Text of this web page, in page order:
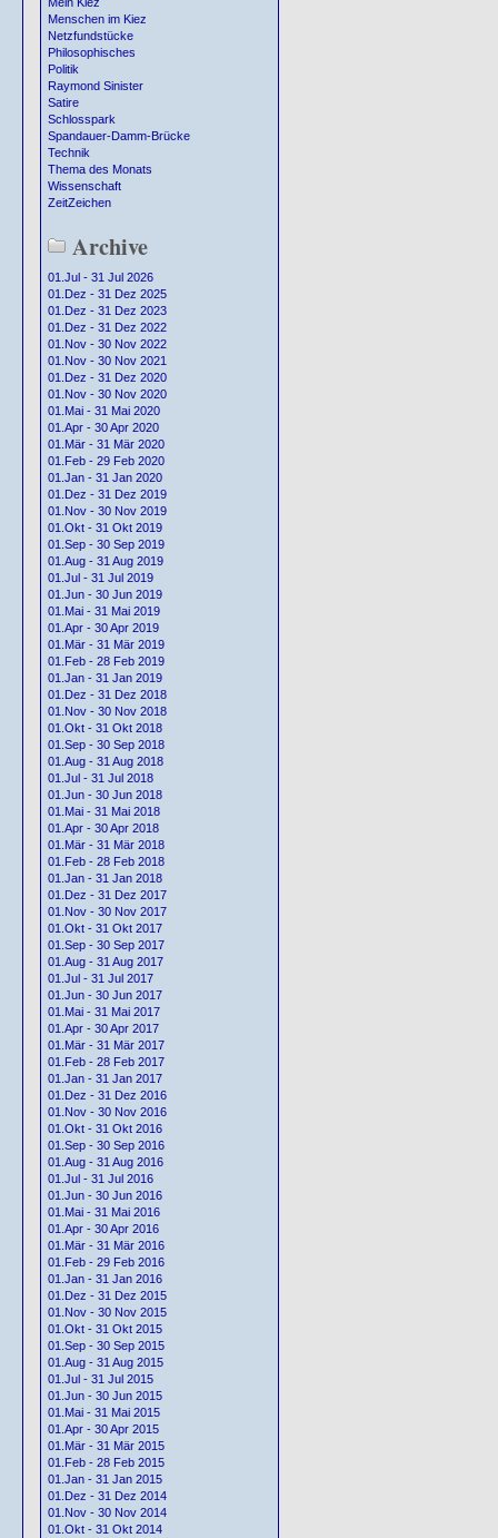
Menschen im Kiez
Netzfundstücke
Philosophisches
Politik
Raymond Sinister
Satire
Schlosspark
Spandauer-Damm-Brücke
Technik
Thema des Monats
Wissenschaft
ZeitZeichen
Archive
01.Jul - 31 Jul 2026
01.Dez - 31 Dez 2025
01.Dez - 31 Dez 2023
01.Dez - 31 Dez 2022
01.Nov - 30 Nov 2022
01.Nov - 30 Nov 2021
01.Dez - 31 Dez 2020
01.Nov - 30 Nov 2020
01.Mai - 31 Mai 2020
01.Apr - 30 Apr 2020
01.Mär - 31 Mär 2020
01.Feb - 29 Feb 2020
01.Jan - 31 Jan 2020
01.Dez - 31 Dez 2019
01.Nov - 30 Nov 2019
01.Okt - 31 Okt 2019
01.Sep - 30 Sep 2019
01.Aug - 31 Aug 2019
01.Jul - 31 Jul 2019
01.Jun - 30 Jun 2019
01.Mai - 31 Mai 2019
01.Apr - 30 Apr 2019
01.Mär - 31 Mär 2019
01.Feb - 28 Feb 2019
01.Jan - 31 Jan 2019
01.Dez - 31 Dez 2018
01.Nov - 30 Nov 2018
01.Okt - 31 Okt 2018
01.Sep - 30 Sep 2018
01.Aug - 31 Aug 2018
01.Jul - 31 Jul 2018
01.Jun - 30 Jun 2018
01.Mai - 31 Mai 2018
01.Apr - 30 Apr 2018
01.Mär - 31 Mär 2018
01.Feb - 28 Feb 2018
01.Jan - 31 Jan 2018
01.Dez - 31 Dez 2017
01.Nov - 30 Nov 2017
01.Okt - 31 Okt 2017
01.Sep - 30 Sep 2017
01.Aug - 31 Aug 2017
01.Jul - 31 Jul 2017
01.Jun - 30 Jun 2017
01.Mai - 31 Mai 2017
01.Apr - 30 Apr 2017
01.Mär - 31 Mär 2017
01.Feb - 28 Feb 2017
01.Jan - 31 Jan 2017
01.Dez - 31 Dez 2016
01.Nov - 30 Nov 2016
01.Okt - 31 Okt 2016
01.Sep - 30 Sep 2016
01.Aug - 31 Aug 2016
01.Jul - 31 Jul 2016
01.Jun - 30 Jun 2016
01.Mai - 31 Mai 2016
01.Apr - 30 Apr 2016
01.Mär - 31 Mär 2016
01.Feb - 29 Feb 2016
01.Jan - 31 Jan 2016
01.Dez - 31 Dez 2015
01.Nov - 30 Nov 2015
01.Okt - 31 Okt 2015
01.Sep - 30 Sep 2015
01.Aug - 31 Aug 2015
01.Jul - 31 Jul 2015
01.Jun - 30 Jun 2015
01.Mai - 31 Mai 2015
01.Apr - 30 Apr 2015
01.Mär - 31 Mär 2015
01.Feb - 28 Feb 2015
01.Jan - 31 Jan 2015
01.Dez - 31 Dez 2014
01.Nov - 30 Nov 2014
01.Okt - 31 Okt 2014